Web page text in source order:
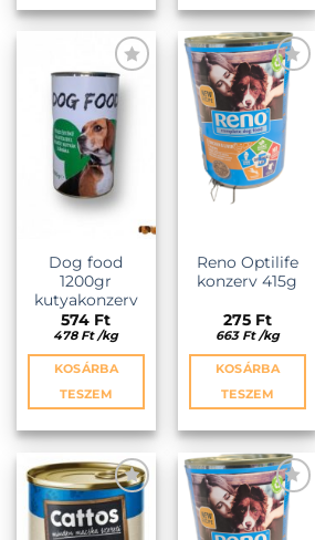
KEDVENCEKHEZ
Dog food
1200gr
kutyakonzerv
574 Ft
478 Ft /kg
KOSÁRBA
TESZEM
KEDVENCEKHEZ
Reno Optilife
konzerv 415g
275 Ft
663 Ft /kg
KOSÁRBA
TESZEM
KEDVENCEKHEZ KEDVENCEKHEZ